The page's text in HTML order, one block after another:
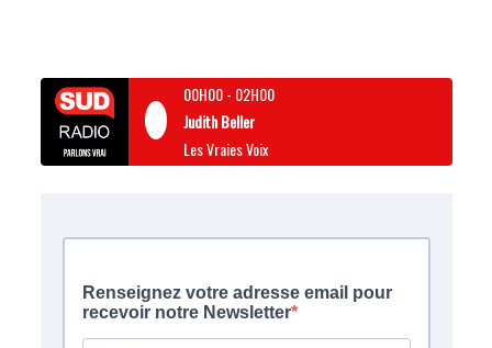
00H00- 02H00
Judith Beller
Les Vraies Voix